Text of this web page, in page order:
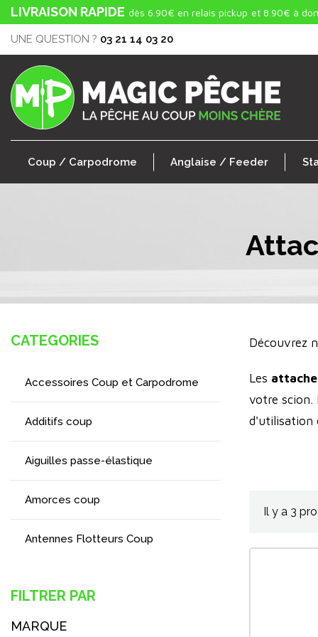
LIVRAISON RAPIDE dès 6.90€ en relais pickup et 8.90€ à
UNE QUESTION ? 03 21 14 03 20
Coup / Carpodrome Anglaise / Feeder
CATEGORIES
Accessoires Coup et Carpodrome
Additifs coup
Aiguilles passe-élastique
Amorces coup
Antennes Flotteurs Coup
FILTRER PAR
MARQUE
Découvrez
Les
votre scion.
d'utilisation
Il y a 3